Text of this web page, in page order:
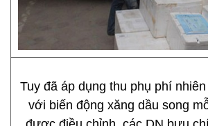
Tuy đã áp dụng thu phụ phí
với biến động xăng dầu song